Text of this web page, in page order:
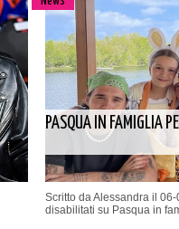
PASQUA IN FAMIGLIA
Scritto da Alessandra il 06-
disabilitati su Pasqua in